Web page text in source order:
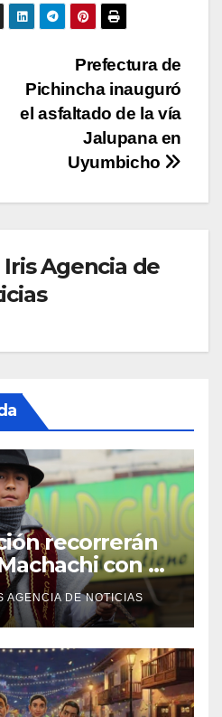
Prefectura de
Pichincha inauguró
el asfaltado de la vía
Jalupana en
Uyumbicho
Iris Agencia de
recorrerán
con el
Guagua
AGENCIA DE NOTICIAS